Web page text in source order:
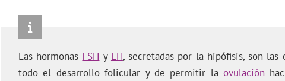
Las hormonas FSH y LH, secretadas por la hipófisis, son las
todo el desarrollo folicular y de permitir laovulación